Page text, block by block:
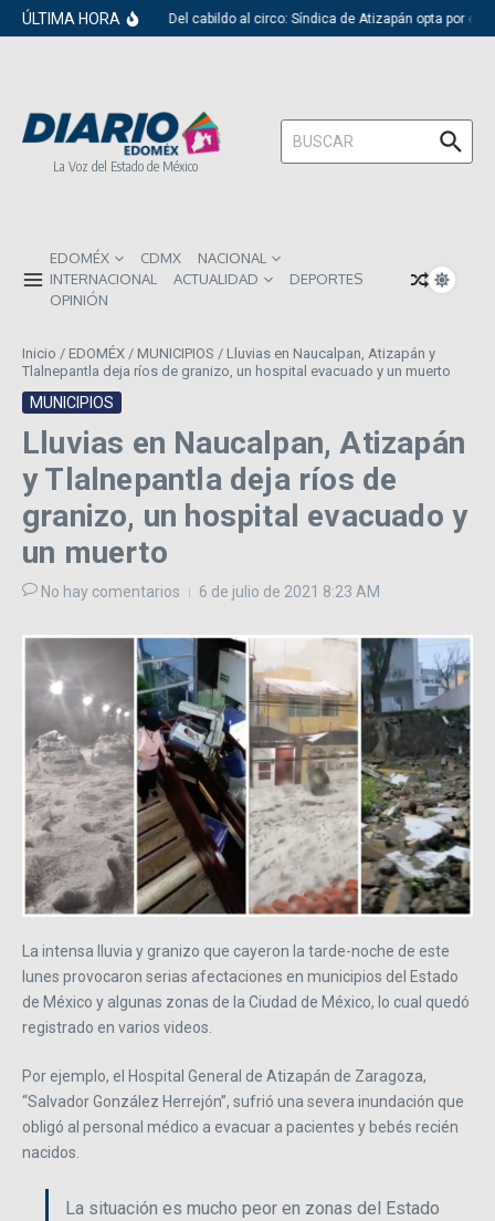
Saltar al contenido
ÚLTIMA HORA Del cabildo al circo: Síndica de Atizapán opta por el
La Voz del Estado de México
Buscar:
EDOMÉX CDMX
NACIONAL
INTERNACIONAL
ACTUALIDAD
DEPORTES
OPINIÓN
Inicio / EDOMÉX / MUNICIPIOS / Lluvias en Naucalpan, Atizapán y
Tlalnepantla deja ríos de granizo, un hospital evacuado y un muerto
MUNICIPIOS
Lluvias en Naucalpan, Atizapán
y Tlalnepantla deja ríos de
granizo, un hospital evacuado y
un muerto
No hay comentarios 6 de julio de 2021 8:23 AM
La intensa lluvia y granizo que cayeron la tarde-noche de este
lunes provocaron serias afectaciones en municipios del Estado
de México y algunas zonas de la Ciudad de México, lo cual quedó
registrado en varios videos.
Por ejemplo, el Hospital General de Atizapán de Zaragoza,
“Salvador González Herrejón”, sufrió una severa inundación que
obligó al personal médico a evacuar a pacientes y bebés recién
nacidos.
La situación es mucho peor en zonas del Estado